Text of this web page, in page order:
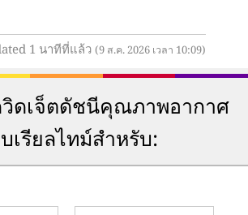
1 นาทีที่แล้ว (9 ส.ค. 2026 เวลา 10:09)
ดเจ็ตดัชนีคุณภาพอากาศ
เรียลไทม์สำหรับ: